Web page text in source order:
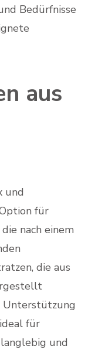
Bedürfnisse
aus
und
für
nach einem
die aus
Unterstützung
für
und